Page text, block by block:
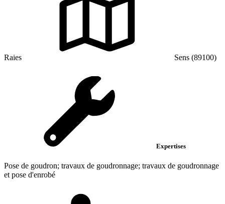
Raies Sens (89100)
Expertises
Pose de goudron; travaux de goudronnage; travaux de goudronnage
et pose d'enrobé